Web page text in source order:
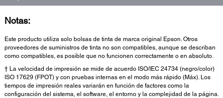
Notas:
Este producto utiliza solo bolsas de tinta de marca original Epson. Otros
proveedores de suministros de tinta no son compatibles, aunque se describan
como compatibles, es posible que no funcionen correctamente o en absoluto.
† La velocidad de impresión se mide de acuerdo ISO/IEC 24734 (negro/color)
ISO 17629 (FPOT) y con pruebas internas en el modo más rápido (Máx). Los
tiempos de impresión reales variarán en función de factores como la
configuración del sistema, el software, el entorno y la complejidad de la página.